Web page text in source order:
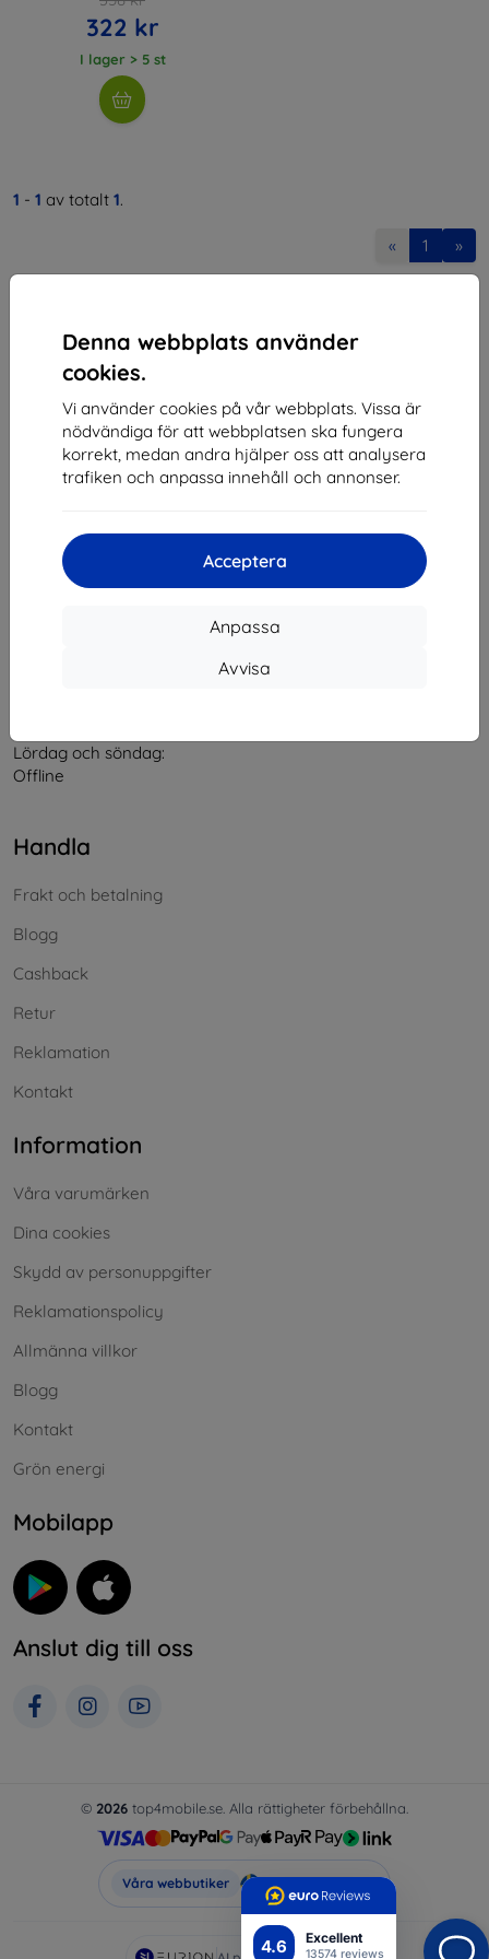
4.6 Excellent
13574 reviews
Denna webbplats använder
cookies.
Vi använder cookies på vår webbplats. Vissa är
nödvändiga för att webbplatsen ska fungera
korrekt, medan andra hjälper oss att analysera
trafiken och anpassa innehåll och annonser.
Acceptera
Anpassa
Avvisa
322 kr
I lager > 5 st
1 - 1 av totalt 1.
« 1 »
Shield-SK s.r.o.
Organisationsnummer:46701494
Momsregistreringsnummer:SK2023549671
Kontakt
Lördag och söndag:
Offline
Handla
Frakt och betalning
Blogg
Cashback
Retur
Reklamation
Kontakt
Information
Våra varumärken
Dina cookies
Skydd av personuppgifter
Reklamationspolicy
Allmänna villkor
Blogg
Kontakt
Grön energi
Mobilapp
Anslut dig till oss
© 2026 top4mobile.se. Alla rättigheter förbehållna.
Våra webbutiker Top4Mobile.se